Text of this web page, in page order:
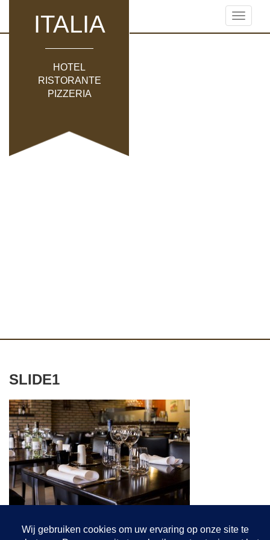
ITALIA
HOTEL
RISTORANTE
PIZZERIA
Toggle
SLIDE1